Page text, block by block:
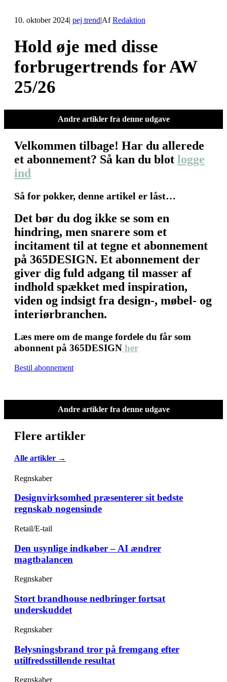
10. oktober 2024| pej trend|AfRedaktion
Hold øje med disse
forbrugertrends for AW
25/26
Andre artikler fra denne udgave
Velkommen tilbage! Har du allerede
et abonnement? Så kan du blot logge
ind
Så for pokker, denne artikel er låst…
Det bør du dog ikke se som en
hindring, men snarere som et
incitament til at tegne et abonnement
på 365DESIGN. Et abonnement der
giver dig fuld adgang til masser af
indhold spækket med inspiration,
viden og indsigt fra design-, møbel- og
interiørbranchen.
Læs mere om de mange fordele du får som
abonnent på 365DESIGN her
Bestil abonnement
Andre artikler fra denne udgave
Flere artikler
Alle artikler →
Regnskaber
Designvirksomhed præsenterer sit bedste
regnskab nogensinde
Retail/E-tail
Den usynlige indkøber – AI ændrer
magtbalancen
Regnskaber
Stort brandhouse nedbringer fortsat
underskuddet
Regnskaber
Belysningsbrand tror på fremgang efter
utilfredsstillende resultat
Regnskaber